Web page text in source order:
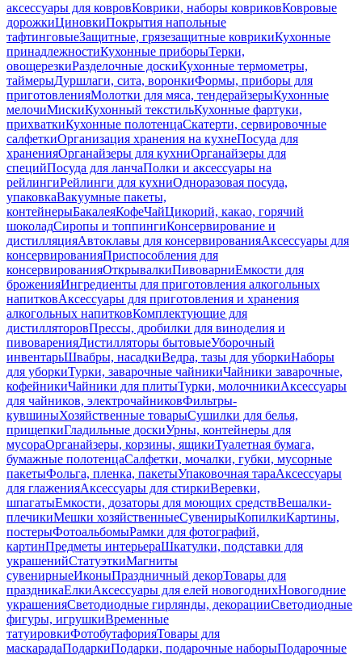
аксессуары для ковровКоврики, наборы ковриковКовровые
дорожкиЦиновкиПокрытия напольные
тафтинговыеЗащитные, грязезащитные коврикиКухонные
принадлежностиКухонные приборыТерки,
овощерезкиРазделочные доскиКухонные термометры,
таймерыДуршлаги, сита, воронкиФормы, приборы для
приготовленияМолотки для мяса, тендерайзерыКухонные
мелочиМискиКухонный текстильКухонные фартуки,
прихваткиКухонные полотенцаСкатерти, сервировочные
салфеткиОрганизация хранения на кухнеПосуда для
храненияОрганайзеры для кухниОрганайзеры для
специйПосуда для ланчаПолки и аксессуары на
рейлингиРейлинги для кухниОдноразовая посуда,
упаковкаВакуумные пакеты,
контейнерыБакалеяКофеЧайЦикорий, какао, горячий
шоколадСиропы и топпингиКонсервирование и
дистилляцияАвтоклавы для консервированияАксессуары для
консервированияПриспособления для
консервированияОткрывалкиПивоварниЕмкости для
броженияИнгредиенты для приготовления алкогольных
напитковАксессуары для приготовления и хранения
алкогольных напитковКомплектующие для
дистилляторовПрессы, дробилки для виноделия и
пивоваренияДистилляторы бытовыеУборочный
инвентарьШвабры, насадкиВедра, тазы для уборкиНаборы
для уборкиТурки, заварочные чайникиЧайники заварочные,
кофейникиЧайники для плитыТурки, молочникиАксессуары
для чайников, электрочайниковФильтры-
кувшиныХозяйственные товарыСушилки для белья,
прищепкиГладильные доскиУрны, контейнеры для
мусораОрганайзеры, корзины, ящикиТуалетная бумага,
бумажные полотенцаСалфетки, мочалки, губки, мусорные
пакетыФольга, пленка, пакетыУпаковочная тараАксессуары
для глаженияАксессуары для стиркиВеревки,
шпагатыЕмкости, дозаторы для моющих средствВешалки-
плечикиМешки хозяйственныеСувенирыКопилкиКартины,
постерыФотоальбомыРамки для фотографий,
картинПредметы интерьераШкатулки, подставки для
украшенийСтатуэткиМагниты
сувенирныеИконыПраздничный декорТовары для
праздникаЕлкиАксессуары для елей новогоднихНовогодние
украшенияСветодиодные гирлянды, декорацииСветодиодные
фигуры, игрушкиВременные
татуировкиФотобутафорияТовары для
маскарадаПодаркиПодарки, подарочные наборыПодарочные